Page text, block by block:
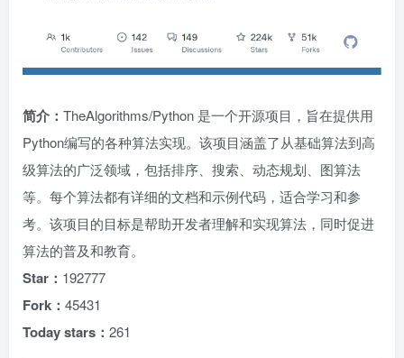
简介： TheAlgorithms/Python 是一个开源项目，旨在提供用
Python编写的各种算法实现。该项目涵盖了从基础算法到高
级算法的广泛领域，包括排序、搜索、动态规划、图算法
等。每个算法都有详细的文档和示例代码，适合学习和参
考。该项目的目标是帮助开发者理解和实现算法，同时促进
算法的普及和教育。
Star： 192777
Fork： 45431
Today stars： 261